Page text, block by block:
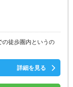
の徒歩圏内というの
詳細を見る